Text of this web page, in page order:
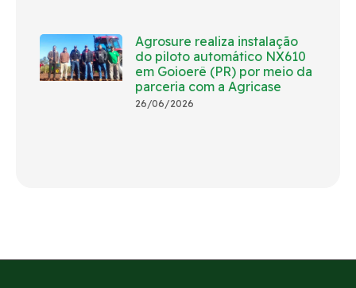
Agrosure realiza instalação
do piloto automático NX610
em Goioerê (PR) por meio da
parceria com a Agricase
26/06/2026